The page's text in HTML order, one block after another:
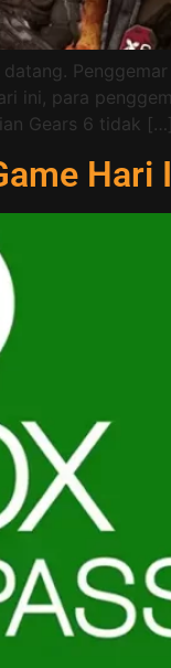
ini, para
Gears 6 tidak […]
Hari